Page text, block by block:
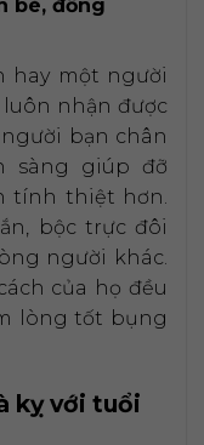
bè, đồng
hay một người
luôn nhận được
bạn chân
sàng giúp đỡ
tính thiệt hơn.
bộc trực đôi
người khác.
của họ đều
lòng tốt bụng
kỵ với tuổi